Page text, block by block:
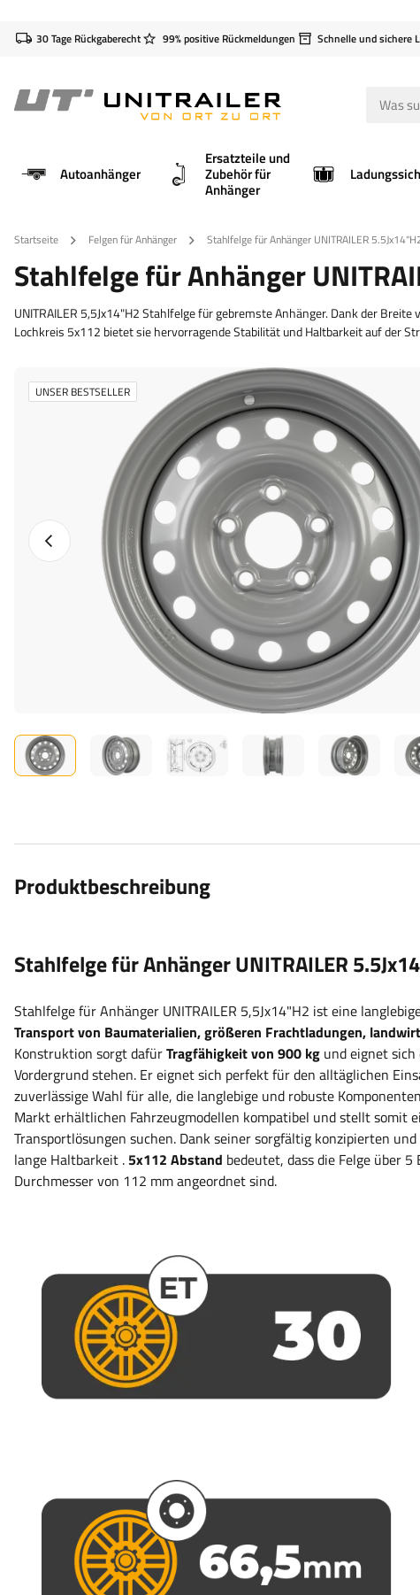
30 Tage Rückgaberecht 99% positive Rückmeldungen Schnelle und sichere
Autoanhänger
Ersatzteile und
Zubehör für
Anhänger
Startseite Felgen für Anhänger Stahlfelge für Anhänger UNITRAILER
Stahlfelge für Anhänger
UNITRAILER 5,5Jx14"H2 Stahlfelge für gebremste Anhänger. Dank der
Lochkreis 5x112 bietet sie hervorragende Stabilität und Haltbarkeit auf der
Vorheriges Foto
UNSER BESTSELLER
Produktbeschreibung
Stahlfelge für Anhänger UNITRAILER
Stahlfelge für Anhänger UNITRAILER 5,5Jx14"H2 ist eine
Transport von Baumaterialien, größeren Frachtladungen,
Konstruktion sorgt dafürTragfähigkeit von 900 kg und eignet
Vordergrund stehen. Ereignet sich perfekt für den alltäglichen
zuverlässige Wahl für alle, die langlebige und robuste
Markt erhältlichen Fahrzeugmodellen kompatibel und stellt somit
Transportlösungen suchen. Dank seiner sorgfältig konzipierten
lange Haltbarkeit . 5x112 Abstand bedeutet, dass die Felge über
Durchmesser von 112 mm angeordnet sind.